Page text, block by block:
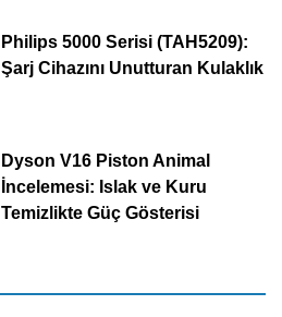
Philips 5000 Serisi (TAH5209):
Şarj Cihazını Unutturan Kulaklık
Dyson V16 Piston Animal
İncelemesi: Islak ve Kuru
Temizlikte Güç Gösterisi